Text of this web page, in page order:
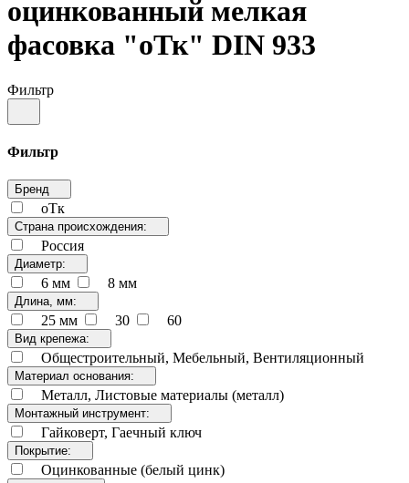
оцинкованный мелкая
фасовка "оТк" DIN 933
Фильтр
Фильтр
Бренд
оТк
Страна происхождения:
Россия
Диаметр:
6 мм 8 мм
Длина, мм:
25 мм 30 60
Вид крепежа:
Общестроительный, Мебельный, Вентиляционный
Материал основания:
Металл, Листовые материалы (металл)
Монтажный инструмент:
Гайковерт, Гаечный ключ
Покрытие:
Оцинкованные (белый цинк)